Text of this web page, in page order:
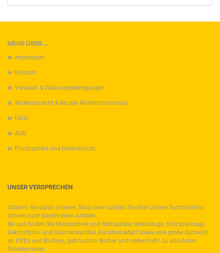
MEHR ÜBER...
Impressum
Kontakt
Versand- & Zahlungsbedingungen
Widerrufsrecht & Muster-Widerrufsformular
FAQs
AGB
Privatsphäre und Datenschutz
UNSER VERSPRECHEN
Stöbern Sie durch unseren Shop oder suchen Sie über unsere Suchfunktion
schnell nach bestimmten Artikeln.
Bei uns finden Sie Messtechnik und Messgeräte, Werkzeuge, Holzspielzeug,
Dekorations- und Geschenkartikel, Künstlerbedarf sowie eine große Auswahl
an DVDs und BluRays, gebrauchte Bücher und vieles mehr zu absoluten
Sonderpreisen.